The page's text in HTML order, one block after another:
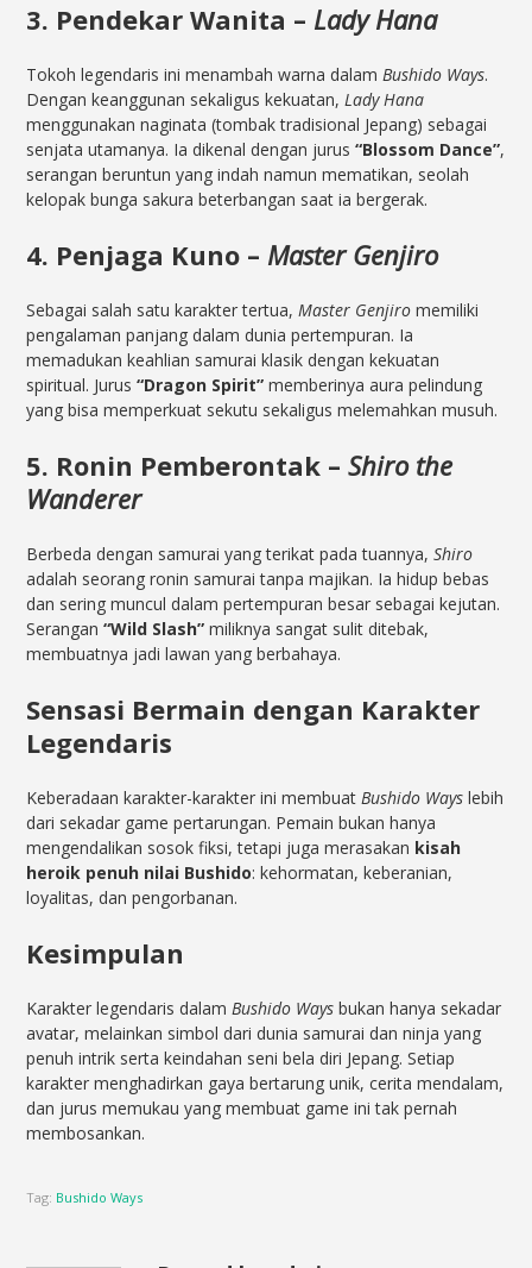
3. Pendekar Wanita – Lady Hana
Tokoh legendaris ini menambah warna dalamBushido Ways.
Dengan keanggunan sekaligus kekuatan,Lady Hana
menggunakan naginata (tombak tradisional Jepang) sebagai
senjata utamanya. Ia dikenal dengan jurus“Blossom Dance”,
serangan beruntun yang indah namun mematikan, seolah
kelopak bunga sakura beterbangan saat ia bergerak.
4. Penjaga Kuno – Master Genjiro
Sebagai salah satu karakter tertua,Master Genjiro memiliki
pengalaman panjang dalam dunia pertempuran. Ia
memadukan keahlian samurai klasik dengan kekuatan
spiritual. Jurus“Dragon Spirit” memberinya aura pelindung
yang bisa memperkuat sekutu sekaligus melemahkan musuh.
5. Ronin Pemberontak –Shiro the
Wanderer
Berbeda dengan samurai yang terikat pada tuannya,Shiro
adalah seorang ronin samurai tanpa majikan. Ia hidup bebas
dan sering muncul dalam pertempuran besar sebagai kejutan.
Serangan“Wild Slash” miliknya sangat sulit ditebak,
membuatnya jadi lawan yang berbahaya.
Sensasi Bermain dengan Karakter
Legendaris
Keberadaan karakter-karakter ini membuatBushido Ways lebih
dari sekadar game pertarungan. Pemain bukan hanya
mengendalikan sosok fiksi, tetapi juga merasakan kisah
heroik penuh nilai Bushido: kehormatan, keberanian,
loyalitas, dan pengorbanan.
Kesimpulan
Karakter legendaris dalamBushido Ways bukan hanya sekadar
avatar, melainkan simbol dari dunia samurai dan ninja yang
penuh intrik serta keindahan seni bela diri Jepang. Setiap
karakter menghadirkan gaya bertarung unik, cerita mendalam,
dan jurus memukau yang membuat game ini tak pernah
membosankan.
Tag: Bushido Ways